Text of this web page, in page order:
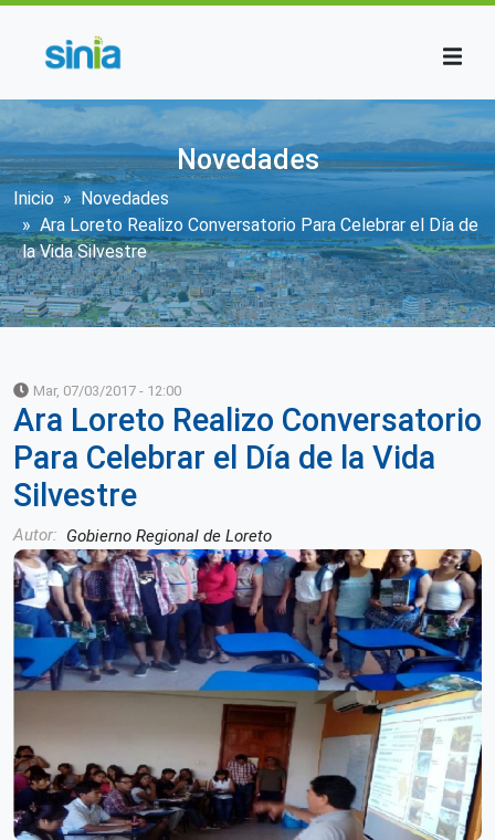
Novedades
Sobrescribir enlaces de ayuda a la
Inicio
Novedades
Ara Loreto Realizo Conversatorio Para Celebrar el Día de
la Vida Silvestre
Mar, 07/03/2017 - 12:00
Ara Loreto Realizo Conversatorio
Para Celebrar el Día de la Vida
Silvestre
Autor Gobierno Regional de Loreto